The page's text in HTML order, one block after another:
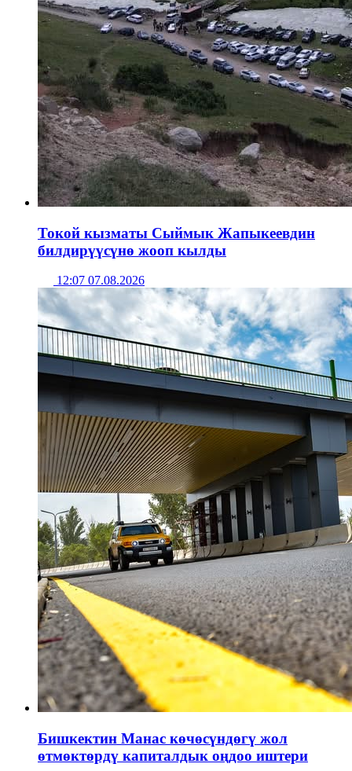
Токой кызматы Сыймык Жапыкеевдин
билдирүүсүнө жооп кылды
12:07 07.08.2026
Бишкектин Манас көчөсүндөгү жол
өтмөктөрдү капиталдык оңдоо иштери